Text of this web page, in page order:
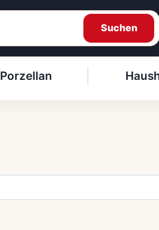
Suchen
Porzellan